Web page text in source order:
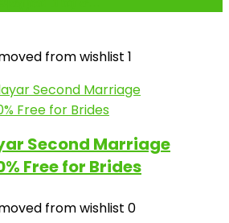
from wishlist 1
Second Marriage
Free for Brides
from wishlist 0